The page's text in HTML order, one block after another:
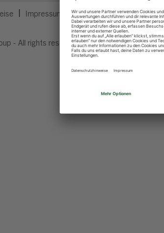
Impressum Privatsphäre-Einstellungen
- All rights reserved